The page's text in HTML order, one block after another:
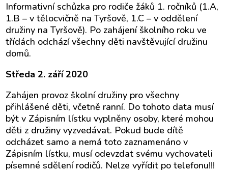
Informativní schůzka pro rodiče žáků 1. ročníků (1.A,
1.B – v tělocvičně na Tyršově, 1.C – v oddělení
družiny na Tyršově). Po zahájení školního roku ve
třídách odchází všechny děti navštěvující družinu
domů.
Středa 2. září 2020
Zahájen provoz školní družiny pro všechny
přihlášené děti, včetně ranní. Do tohoto data musí
být v Zápisním lístku vyplněny osoby, které mohou
děti z družiny vyzvedávat. Pokud bude dítě
odcházet samo a nemá toto zaznamenáno v
Zápisním lístku, musí odevzdat svému vychovateli
písemné sdělení rodičů. Nelze vyřídit po telefonu!!!